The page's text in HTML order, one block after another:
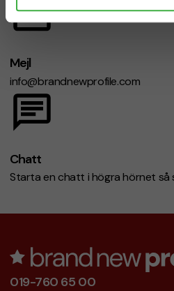
Mejl
info@brandnewprofile.com
Chatt
Starta en chatt i högra hörnet så
019-760 65 00